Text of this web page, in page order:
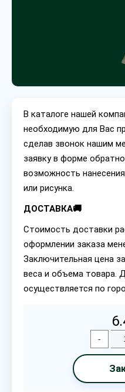
В каталоге нашей
необходимую для Вас
сделав звонок нашим
заявку в форме
возможность
или рисунка.
ДОСТАВКА🚚
Стоимость доставки
оформлении заказа
Заключительная цена
веса и объема товара.
осуществляется по
-